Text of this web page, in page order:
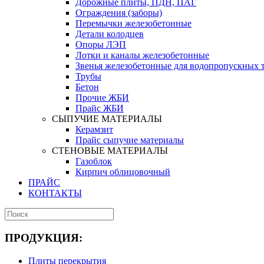
Дорожные плиты, ПДН, ПАГ
Ограждения (заборы)
Перемычки железобетонные
Детали колодцев
Опоры ЛЭП
Лотки и каналы железобетонные
Звенья железобетонные для водопропускных
Трубы
Бетон
Прочие ЖБИ
Прайс ЖБИ
СЫПУЧИЕ МАТЕРИАЛЫ
Керамзит
Прайс сыпучие материалы
СТЕНОВЫЕ МАТЕРИАЛЫ
Газоблок
Кирпич облицовочный
ПРАЙС
КОНТАКТЫ
ПРОДУКЦИЯ:
Плиты перекрытия